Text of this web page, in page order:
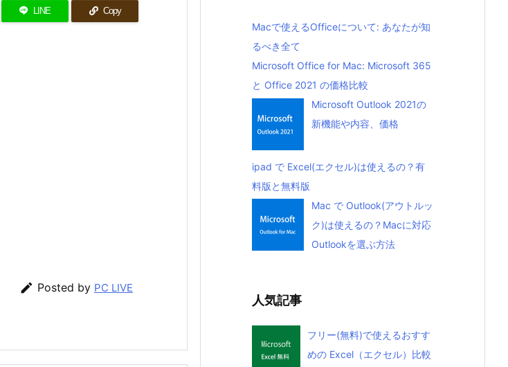
LINE Copy
 Posted by PC LIVE
Macで使えるOfficeについて: あなたが知
るべき全て
Microsoft Office for Mac: Microsoft 365
と Office 2021 の価格比較
Microsoft Outlook 2021の
新機能や内容、価格
ipad で Excel(エクセル)は使えるの？有
料版と無料版
Mac で Outlook(アウトルッ
ク)は使えるの？Macに対応
Outlookを選ぶ方法
人気記事
フリー(無料)で使えるおすす
めの Excel（エクセル）比較